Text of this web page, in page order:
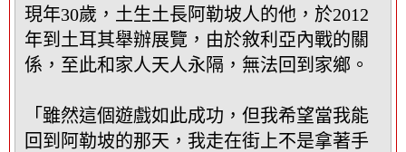
現年30歲，土生土長阿勒坡人的他，於2012
年到土耳其舉辦展覽，由於敘利亞內戰的關
係，至此和家人天人永隔，無法回到家鄉。
「雖然這個遊戲如此成功，但我希望當我能
回到阿勒坡的那天，我走在街上不是拿著手